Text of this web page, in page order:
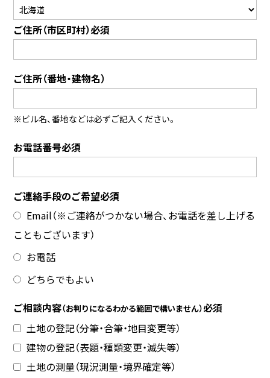
ご住所（市区町村）必須
ご住所（番地・建物名）
※ビル名、番地などは必ずご記入ください。
お電話番号必須
ご連絡手段のご希望必須
Email（※ご連絡がつかない場合、お電話を差し上げる
こともございます）
お電話
どちらでもよい
ご相談内容（お判りになるわかる範囲で構いません）必須
土地の登記（分筆・合筆・地目変更等）
建物の登記（表題・種類変更・滅失等）
土地の測量（現況測量・境界確定等）